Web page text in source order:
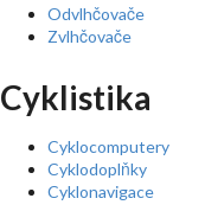
Odvlhčovače
Zvlhčovače
Cyklistika
Cyklocomputery
Cyklodoplňky
Cyklonavigace